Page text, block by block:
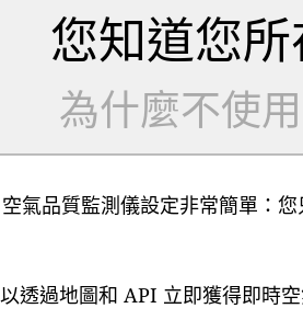
您知道您
為什麼不使
氣品質監測儀設定非常簡單：
透過地圖和 API 立即獲得即時空